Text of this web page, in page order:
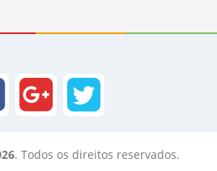
. Todos os direitos reservados.